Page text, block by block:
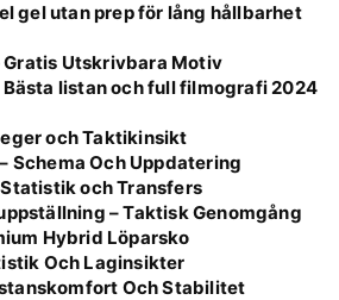
gel utan prep för lång hållbarhet
Gratis Utskrivbara Motiv
listan och full filmografi 2024
och Taktikinsikt
Schema Och Uppdatering
och Transfers
– Taktisk Genomgång
Hybrid Löparsko
Och Laginsikter
Och Stabilitet